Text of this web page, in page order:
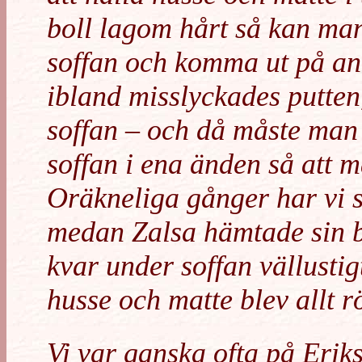
boll lagom hårt så kan
soffan och komma ut på
ibland misslyckades
soffan – och då måste
soffan i ena änden så att
Oräkneliga gånger har vi
medan Zalsa hämtade
kvar under soffan
husse och matte blev allt
Vi var ganska ofta på